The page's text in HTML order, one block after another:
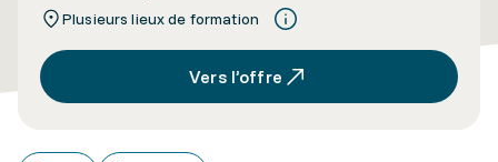
Plusieurs lieux de formation
Vers l’offre